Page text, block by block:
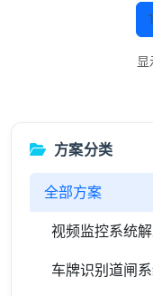
1
方案分类
全部方案
视频监控系统
车牌识别道闸